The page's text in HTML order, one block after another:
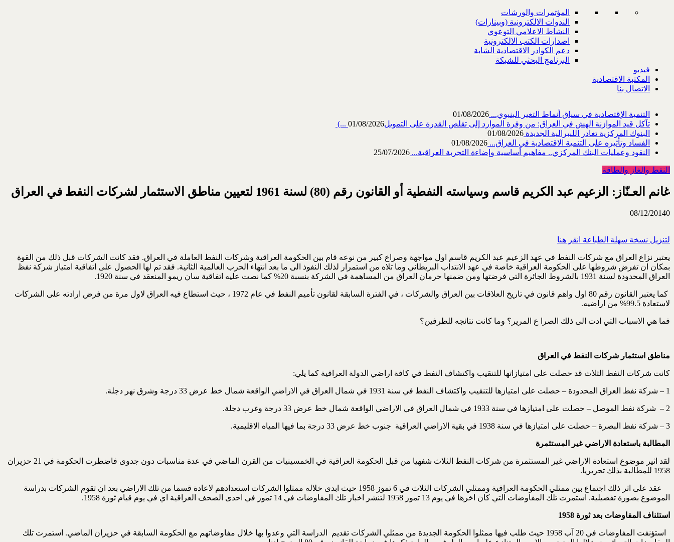
المؤتمرات والورشات
الندوات الالكترونية (وبينارات)
النشاط الاعلامي التوعوي
اصدارات الكتب الالكترونية
دعم الكوادر الاقتصادية الشابة
البرنامج البحثي للشبكة
فيديو
المكتبة الاقتصادية
الاتصال بنا
التنمية الإقتصادية في سياق أنماط التغير البنيوي... 01/08/2026
تآكل قيد الموازنة الهش في العراق: من وفرة الموارد إلى تقلص القدرة على التمويل‎ (...01/08/2026
البنوك المركزية تغادر الليبرالية الجديدة 01/08/2026
الفساد وتأثيره على التنمية الاقتصادية في العراق... 01/08/2026
النقود وعمليات البنك المركزي.. مفاهيم أساسية وإضاءة التجربة العراقية... 25/07/2026
النفط والغاز والطاقة
غانم العـنّاز: الزعيم عبد الكريم قاسم وسياسته النفطية أو القانون رقم (80) لسنة 1961 لتعيين مناطق الاستثمار لشركات النفط في العراق
08/12/20140
لتنزيل نسخة سهلة الطباعة انقر هنا
يعتبر نزاع العراق مع شركات النفط في عهد الزعيم عبد الكريم قاسم اول مواجهة وصراع كبير من نوعه قام بين الحكومة العراقية وشركات النفط العاملة في العراق. فقد كانت الشركات قبل ذلك من القوة
بمكان ان تفرض شروطها على الحكومة العراقية خاصة في عهد الانتداب البريطاني وما تلاه من استمرار لذلك النفوذ الى ما بعد انتهاء الحرب العالمية الثانية. فقد تم لها الحصول على اتفاقية امتياز شركة نفظ
العراق المحدودة لسنة 1931 بالشروط الجائرة التي فرضتها ومن ضمنها حرمان العراق من المساهمة في الشركة بنسبة 20% كما نصت عليه اتفاقية سان ريمو المنعقد في سنة 1920.
كما يعتبر القانون رقم 80 اول واهم قانون في تاريخ العلاقات بين العراق والشركات ، في الفترة السابقة لقانون تأميم النفط في عام 1972 ، حيث استطاع فيه العراق لاول مرة من فرض ارادته على الشركات
لاستعادة 99.5% من اراضيه.
فما هي الاسباب التي ادت الى ذلك الصرا ع المرير؟ وما كانت نتائجه للطرفين؟
مناطق استثمار شركات النفط في العراق
كانت شركات النفط الثلاث قد حصلت على امتيازاتها للتنقيب واكتشاف النفط في كافة اراضي الدولة العراقية كما يلي:
1 – شركة نفط العراق المحدودة – حصلت على امتيازها للتنقيب واكتشاف النفط في سنة 1931 في شمال العراق في الاراضي الواقعة شمال خط عرض 33 درجة وشرق نهر دجلة.
2 – شركة نفط الموصل – حصلت على امتيازها في سنة 1933 في شمال العراق في الاراضي الواقعة شمال خط عرض 33 درجة وغرب دجلة.
3 – شركة نفط البصرة – حصلت على امتيازها في سنة 1938 في بقية الاراضي العراقية جنوب خط عرض 33 درجة بما فيها المياه الاقليمية.
المطالبة باستعادة الاراضي غير المستثمرة
لقد اثير موضوع استعادة الاراضي غير المستثمرة من شركات النفط الثلاث شفهيا من قبل الحكومة العراقية في الخمسينيات من القرن الماضي في عدة مناسبات دون جدوى فاضطرت الحكومة في 21 حزيران
1958 للمطالبة بذلك تحريريا.
عقد على اثر ذلك اجتماع بين ممثلي الحكومة العراقية وممثلي الشركات الثلاث في 6 تموز 1958 حيث ابدى خلاله ممثلوا الشركات استعدادهم لاعادة قسما من تلك الاراضي بعد ان تقوم الشركات بدراسة
الموضوع بصورة تفصيلية. استمرت تلك المفاوضات التي كان اخرها في يوم 13 تموز 1958 لتنشر اخبار تلك المفاوضات في 14 تموز في احدى الصحف العراقية اي في يوم قيام ثورة 1958.
استئناف المفاوضات بعد ثورة 1958
استؤنفت المفاوضات في 20 آب 1958 حيث طلب فيها ممثلوا الحكومة الجديدة من ممثلي الشركات تقديم الدراسة التي وعدوا بها خلال مفاوضاتهم مع الحكومة السابقة في حزيران الماضي. استمرت تلك